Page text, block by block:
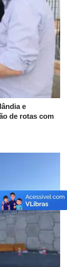
e
de rotas com